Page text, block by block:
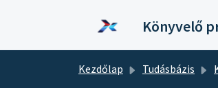
Könyvelő
Kezdőlap Tudásbázis